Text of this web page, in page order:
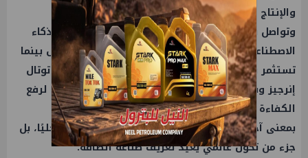
والإنتاج وإدارة العمليات.
وتواصل شلمبرجير تطوير منصات رقمية تعتمد على الذكاء
الاصطناعي لتحليل البيانات الجيولوجية وإدارة الحقول بينما
تستثمر شركات مثل إكسون موبيل وشيفرون وشل وتوتال
إنرجيز وبيكر هيوز وهاليبرتون في تطبيقات مشابهة لرفع
الكفاءة وتقليل التكاليف.
بمعنى آخر فإن ما تشهده مصر اليوم ليس اتجاهًا محليًا، بل
جزء من تحول عالمي يعيد تعريف صناعة الطاقة.